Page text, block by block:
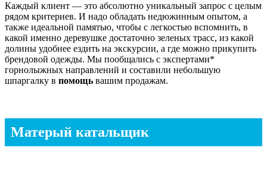
Каждый клиент — это абсолютно уникальный запрос с целым
рядом критериев. И надо обладать недюжинным опытом, а
также идеальной памятью, чтобы с легкостью вспомнить, в
какой именно деревушке достаточно зеленых трасс, из какой
долины удобнее ездить на экскурсии, а где можно прикупить
брендовой одежды. Мы пообщались с экспертами*
горнолыжных направлений и составили небольшую
шпаргалку в помощь вашим продажам.
Матерый катальщик